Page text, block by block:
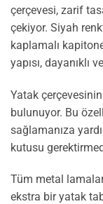
çerçevesi, zarif
çekiyor. Siyah
kaplamalı
yapısı, dayanıklı
Yatak
bulunuyor. Bu
sağlamanıza
kutusu
Tüm metal
ekstra bir yatak